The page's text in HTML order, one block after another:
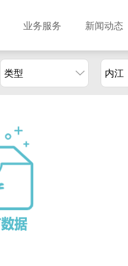
业务服务 新闻动态
类型 内江